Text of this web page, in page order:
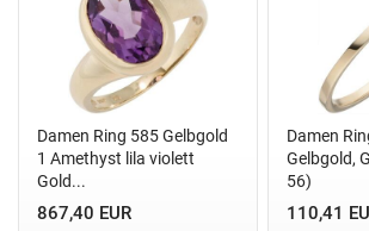
Damen Ring 585 Gelbgold
1 Amethyst lila violett
Gold...
867,40 EUR
Damen
Gelbgold,
56)
110,41